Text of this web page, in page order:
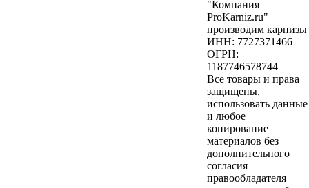
"Компания
ProKarniz.ru"
производим карнизы
ИНН: 7727371466
ОГРН:
1187746578744
Все товары и права
защищены,
использовать данные
и любое
копирование
материалов без
дополнительного
согласия
правообладателя